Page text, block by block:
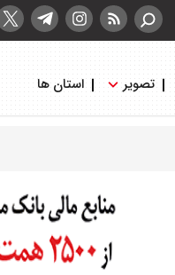
تصویر استان ها